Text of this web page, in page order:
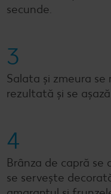
secunde.
3
Salata și zmeura
rezultată și se
4
Brânza de capră se
se servește